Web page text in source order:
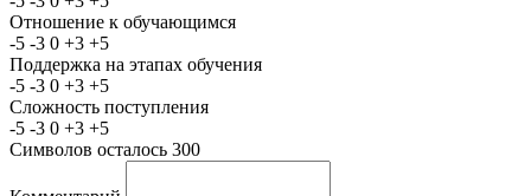
Отношение к обучающимся
-5 -3 0 +3 +5
Поддержка на этапах обучения
-5 -3 0 +3 +5
Сложность поступления
-5 -3 0 +3 +5
Символов осталось 300